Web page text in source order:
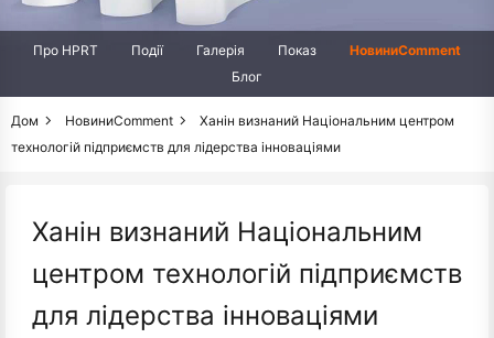
Про HPRT Події Галерія Показ
НовиниComment
Блог
Дом НовиниComment
Ханін визнаний Національним центром
технологій підприємств для лідерства інноваціями
Ханін визнаний Національним
центром технологій підприємств
для лідерства інноваціями